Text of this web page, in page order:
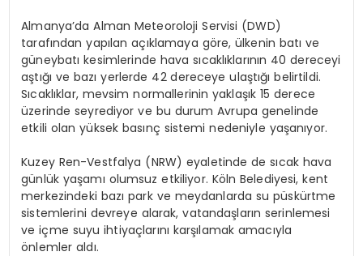
Almanya’da Alman Meteoroloji Servisi (DWD)
tarafından yapılan açıklamaya göre, ülkenin batı ve
güneybatı kesimlerinde hava sıcaklıklarının 40 dereceyi
aştığı ve bazı yerlerde 42 dereceye ulaştığı belirtildi.
Sıcaklıklar, mevsim normallerinin yaklaşık 15 derece
üzerinde seyrediyor ve bu durum Avrupa genelinde
etkili olan yüksek basınç sistemi nedeniyle yaşanıyor.
Kuzey Ren-Vestfalya (NRW) eyaletinde de sıcak hava
günlük yaşamı olumsuz etkiliyor. Köln Belediyesi, kent
merkezindeki bazı park ve meydanlarda su püskürtme
sistemlerini devreye alarak, vatandaşların serinlemesi
ve içme suyu ihtiyaçlarını karşılamak amacıyla
önlemler aldı.